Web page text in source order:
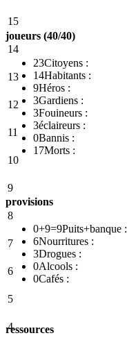
15
14
13
12
11
10
9
8
7
6
5
4
joueurs (40/40)
23Citoyens :
14Habitants :
9Héros :
3Gardiens :
3Fouineurs :
3éclaireurs :
0Bannis :
17Morts :
provisions
0+9=9Puits+banque :
6Nourritures :
3Drogues :
0Alcools :
0Cafés :
ressources